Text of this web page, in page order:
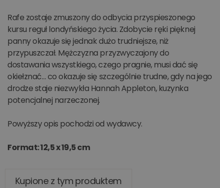
Rafe zostaje zmuszony do odbycia przyspieszonego
kursu reguł londyńskiego życia. Zdobycie ręki pięknej
panny okazuje się jednak dużo trudniejsze, niż
przypuszczał. Mężczyzna przyzwyczajony do
dostawania wszystkiego, czego pragnie, musi dać się
okiełznać… co okazuje się szczególnie trudne, gdy na jego
drodze staje niezwykła Hannah Appleton, kuzynka
potencjalnej narzeczonej.
Powyższy opis pochodzi od wydawcy.
Format: 12,5 x 19,5 cm
Kupione z tym produktem